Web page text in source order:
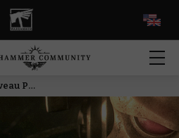
Révélation : Le nouveau Profanateur fait trembler les champs de bataille !